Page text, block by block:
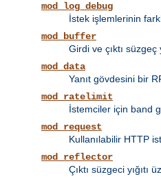
mod_log_debug
İstek işlemlerinin
mod_buffer
Girdi ve çıktı süzgeç
mod_data
Yanıt gövdesini bir
mod_ratelimit
İstemciler için band
mod_request
Kullanılabilir HTTP
mod_reflector
Çıktı süzgeci yığıtı